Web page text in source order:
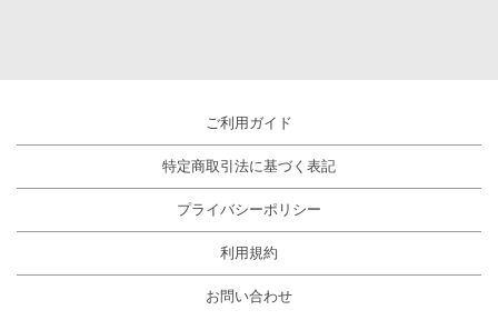
ご利用ガイド
特定商取引法に基づく表記
プライバシーポリシー
利用規約
お問い合わせ